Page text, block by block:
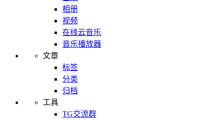
相册
视频
在线云音乐
音乐播放器
文章
标签
分类
归档
工具
TG交流群